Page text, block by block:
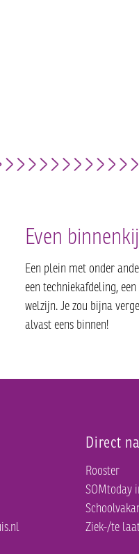
Even
Een plein met onder
een techniekafdeling,
welzijn. Je zou bijna
alvast eens binnen!
Direct
Rooster
SOMtoday
Ziek-/te